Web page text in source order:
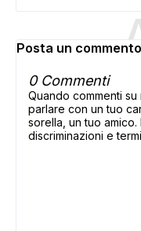
Posta un commento
0 Commenti
Quando commenti su
parlare con un tuo
sorella, un tuo amico.
discriminazioni e